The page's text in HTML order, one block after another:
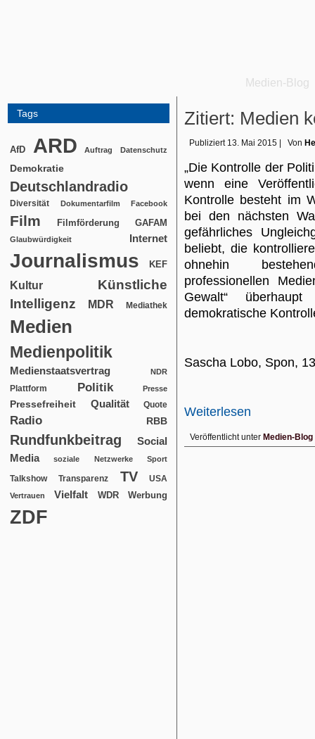
Medien-Blog
Tags
AfD ARD Auftrag Datenschutz
Demokratie
Deutschlandradio
Diversität Dokumentarfilm Facebook
Film Filmförderung GAFAM
Glaubwürdigkeit Internet
Journalismus KEF
Kultur
Künstliche
Intelligenz
MDR Mediathek
Medien
Medienpolitik
Medienstaatsvertrag NDR
Plattform Politik Presse
Pressefreiheit Qualität Quote
Radio RBB
Rundfunkbeitrag
Social
Media
soziale Netzwerke Sport
Talkshow Transparenz TV USA
Vertrauen Vielfalt WDR Werbung
ZDF
Zitiert: Medien
Publiziert 13. Mai 2015 Von
„Die Kontrolle der
wenn eine
Kontrolle besteht im
bei den nächsten
gefährliches
beliebt, die
ohnehin
professionellen
Gewalt“
demokratische
Sascha Lobo, Spon,
Weiterlesen
Veröffentlicht unter Medien-Blog